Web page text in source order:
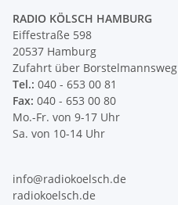
RADIO KÖLSCH HAMBURG
Eiffestraße 598
20537 Hamburg
Zufahrt über Borstelmannsweg
Tel.: 040 - 653 00 81
Fax: 040 - 653 00 80
Mo.-Fr. von 9-17 Uhr
Sa. von 10-14 Uhr
info@radiokoelsch.de
radiokoelsch.de